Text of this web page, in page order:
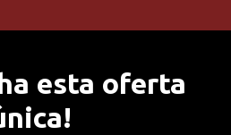
esta oferta